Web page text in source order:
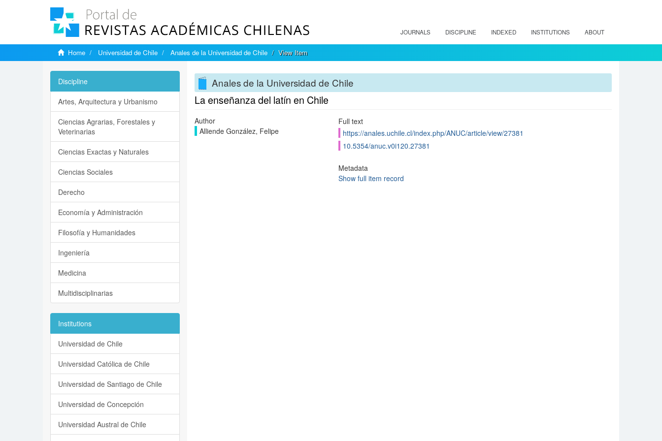
JOURNALS DISCIPLINE INDEXED INSTITUTIONS ABOUT
Home Universidad de Chile Anales de la Universidad de Chile View Item
Anales de la Universidad de Chile
La enseñanza del latín en Chile
Author
Alliende González, Felipe
Full text
https://anales.uchile.cl/index.php/ANUC/article/view/27381
10.5354/anuc.v0i120.27381
Metadata
Show full item record
Discipline
Artes, Arquitectura y Urbanismo
Ciencias Agrarias, Forestales y
Veterinarias
Ciencias Exactas y Naturales
Ciencias Sociales
Derecho
Economía y Administración
Filosofía y Humanidades
Ingeniería
Medicina
Multidisciplinarias
Institutions
Universidad de Chile
Universidad Católica de Chile
Universidad de Santiago de Chile
Universidad de Concepción
Universidad Austral de Chile